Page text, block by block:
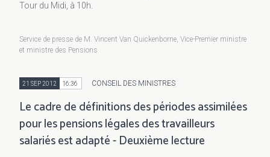
Tour du Midi, à 10h.
Service de presse de M. Vincent Van Quickenborne, Vice-Premier ministre
et ministre des Pensions
21 SEP 2012 16:36 CONSEIL DES MINISTRES
Le cadre de définitions des périodes assimilées
pour les pensions légales des travailleurs
salariés est adapté - Deuxième lecture